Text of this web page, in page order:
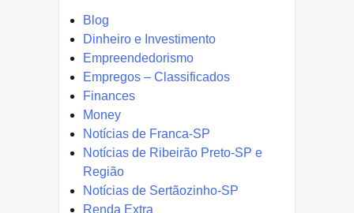
Blog
Dinheiro e Investimento
Empreendedorismo
Empregos – Classificados
Finances
Money
Notícias de Franca-SP
Notícias de Ribeirão Preto-SP e
Região
Notícias de Sertãozinho-SP
Renda Extra